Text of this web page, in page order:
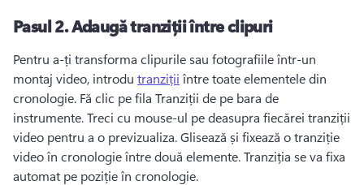
Pasul 2.Adaugă tranziții între clipuri
Pentru a-ți transforma clipurile sau fotografiile într-un
montaj video, introdu tranziții între toate elementele din
cronologie. Fă clic pe fila Tranziții de pe bara de
instrumente. Treci cu mouse-ul pe deasupra fiecărei tranziții
video pentru a o previzualiza. Glisează și fixează o tranziție
video în cronologie între două elemente. Tranziția se va fixa
automat pe poziție în cronologie.